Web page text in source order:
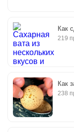
Как
219
Как
238